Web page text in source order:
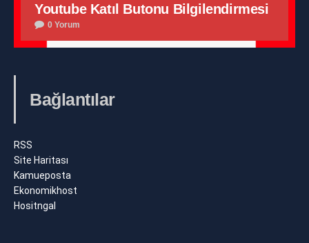
Youtube Katıl Butonu Bilgilendirmesi
0 Yorum
Bağlantılar
RSS
Site Haritası
Kamueposta
Ekonomikhost
Hositngal